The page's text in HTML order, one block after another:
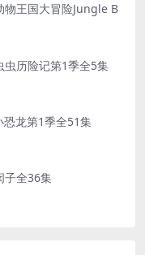
物王国大冒险Jungle B
虫历险记第1季全5集
恐龙第1季全51集
子全36集